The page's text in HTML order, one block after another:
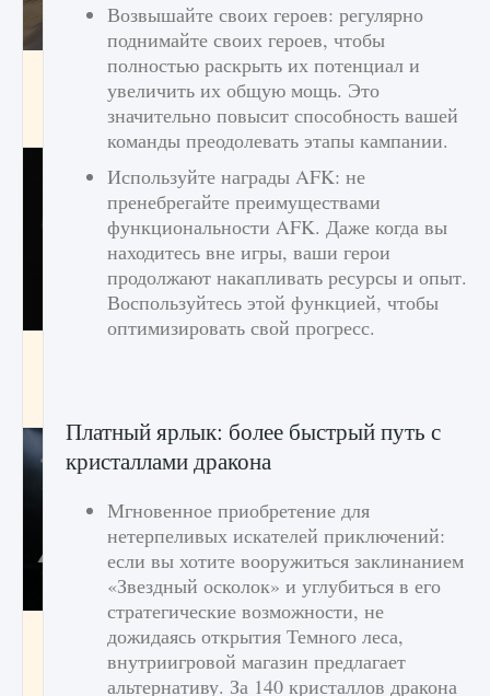
Как исправить неработающие награды For
9 августа 2024 1 205 0 0
Все новые функции Ultimate Team в EA FC
9 августа 2024 1 297 0 0
Возвышайте своих героев: регулярно
поднимайте своих героев, чтобы
полностью раскрыть их потенциал и
увеличить их общую мощь. Это
значительно повысит способность вашей
команды преодолевать этапы кампании.
Используйте награды AFK: не
пренебрегайте преимуществами
функциональности AFK. Даже когда вы
находитесь вне игры, ваши герои
продолжают накапливать ресурсы и опыт.
Воспользуйтесь этой функцией, чтобы
оптимизировать свой прогресс.
Платный ярлык: более быстрый путь с
кристаллами дракона
Мгновенное приобретение для
нетерпеливых искателей приключений:
если вы хотите вооружиться заклинанием
«Звездный осколок» и углубиться в его
стратегические возможности, не
дожидаясь открытия Темного леса,
внутриигровой магазин предлагает
альтернативу. За 140 кристаллов дракона